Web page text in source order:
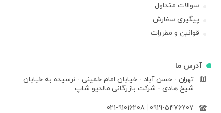
سوالات متداول
پیگیری سفارش
قوانین و مقررات
آدرس ما
تهران - حسن آباد - خیابان امام خمینی - نرسیده به خیابان
شیخ هادی - شرکت بازرگانی مالدیو شاپ
0919-5476707
|
021-91016208